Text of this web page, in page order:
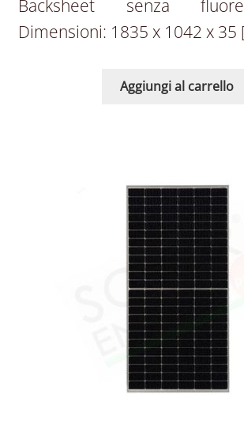
Backsheet senza
Dimensioni: 1835 x 1042 x 35
Aggiungi al carrello